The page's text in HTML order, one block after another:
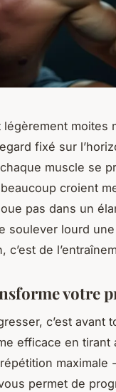
moites
fixé sur
muscle se
croient
pas dans un
soulever lourd une
de
votre
c’est avant
efficace en tirant
maximale
permet de